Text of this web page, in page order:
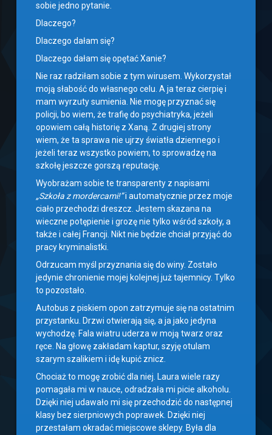
sobie jedno pytanie.
Dlaczego?
Dlaczego dałam się?
Dlaczego dałam się opętać Xanie?
Nie raz radziłam sobie z tym wirusem. Wykorzystał
moją słabość do własnego celu. A ja teraz cierpię i
mam wyrzuty sumienia. Nie mogę przyznać się
policji, bo wiem, że trafię do psychiatryka, jeżeli
opowiem całą historię z Xaną. Z drugiej strony
wiem, że ta sprawa nie ujrzy światła dziennego i
jeżeli teraz wszystko powiem, to sprowadzę na
szkołę jeszcze gorszą reputację.
Wyobrażam sobie te transparenty z napisami
„Szkoła z mordercami!”i automatycznie przez moje
ciało przechodzi dreszcz. Jestem skazana na
wieczne potępienie i grozę nie tylko wśród szkoły, a
także i całej Francji. Nikt nie będzie chciał przyjąć do
pracy kryminalistki.
Odrzucam myśl przyznania się do winy. Zostało
jedynie chronienie mojej kolejnej już tajemnicy. Tylko
to pozostało.
Autobus z piskiem opon zatrzymuje się na ostatnim
przystanku. Drzwi otwierają się, a ja jako jedyna
wychodzę. Fala wiatru uderza w moją twarz oraz
ręce. Na głowę zakładam kaptur, szyję otulam
szarym szalikiem i idę kupić znicz.
Chociaż to mogę zrobić dla niej. Laura wiele razy
pomagała mi w nauce, odradzała mi picie alkoholu.
Dzięki niej udawało mi się przechodzić do następnej
klasy bez sierpniowych poprawek. Dzięki niej
przestałam okradać miejscowe sklepy. Była dla